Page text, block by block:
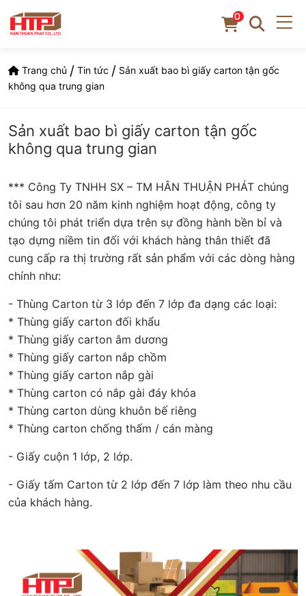
0
Trang chủ / Tin tức / Sản xuất bao bì giấy carton tận gốc
không qua trung gian
Sản xuất bao bì giấy carton tận gốc
không qua trung gian
*** Công Ty TNHH SX – TM HÂN THUẬN PHÁT chúng
tôi sau hơn 20 năm kinh nghiệm hoạt động, công ty
chúng tôi phát triển dựa trên sự đồng hành bền bỉ và
tạo dựng niềm tin đối với khách hàng thân thiết đã
cung cấp ra thị trường rất sản phẩm với các dòng hàng
chính như:
- Thùng Carton từ 3 lớp đến 7 lớp đa dạng các loại:
* Thùng giấy carton đối khẩu
* Thùng giấy carton âm dương
* Thùng giấy carton nắp chồm
* Thùng giấy carton nắp gài
* Thùng carton có nắp gài đáy khóa
* Thùng carton dùng khuôn bế riêng
* Thùng carton chống thấm / cán màng
- Giấy cuộn 1 lớp, 2 lớp.
- Giấy tấm Carton từ 2 lớp đến 7 lớp làm theo nhu cầu
của khách hàng.